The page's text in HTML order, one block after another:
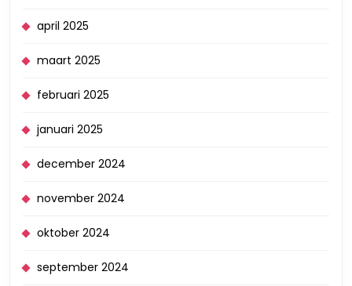
april 2025
maart 2025
februari 2025
januari 2025
december 2024
november 2024
oktober 2024
september 2024